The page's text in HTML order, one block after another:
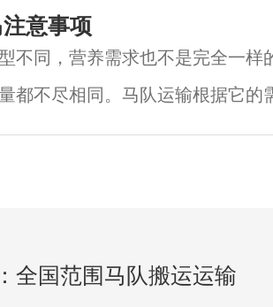
肩负重任，将高山电塔的架设材
料运上山。例如：1:砂石、水泥、
意事项
不同，营养需求也不是完全一样
都不尽相同。马队运输根据它的
健康和匀称。（1）马眼位于头
全国范围马队搬运运输